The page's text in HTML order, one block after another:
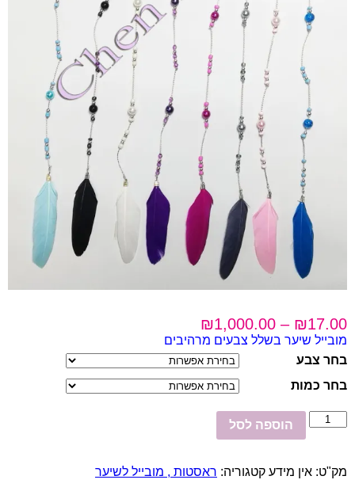
₪17.00
–
₪1,000.00
מובייל שיער בשלל צבעים מרהיבים
בחר צבע
בחר כמות
כמות
של
לשיער
הוספה לסל
מק"ט: אין מידע קטגוריה: ראסטות , מובייל לשיער